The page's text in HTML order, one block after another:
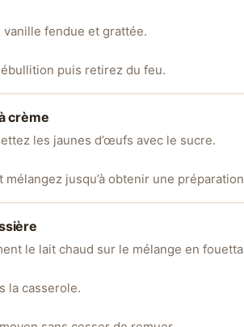
fendue et grattée.
puis retirez du feu.
crème
les jaunes d’œufs avec le sucre.
mélangez jusqu’à obtenir une
le lait chaud sur le mélange en
la casserole.